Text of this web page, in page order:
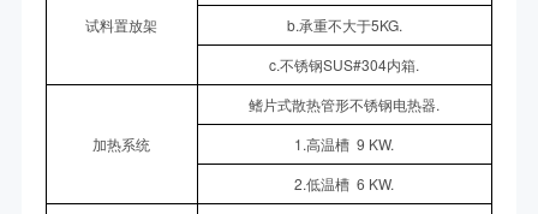
试料置放架
b.承重不大于5KG.
c.不锈钢SUS#304内箱.
加热系统
鳍片式散热管形不锈钢电热器.
1.高温槽 9 KW.
2.低温槽 6 KW.